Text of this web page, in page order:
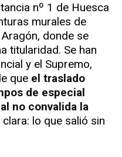
nº 1 de Huesca
murales de
donde se
titularidad. Se han
y el Supremo,
que el traslado
de especial
no convalida la
clara: lo que salió sin